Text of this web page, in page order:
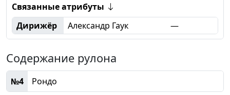
Связанные атрибуты
Дирижёр
Александр Гаук —
Содержание рулона
№4 Рондо